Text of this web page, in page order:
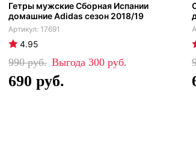
Гетры мужские Сборная Испании
домашние Adidas сезон 2018/19
17691
4.95
990 300
690